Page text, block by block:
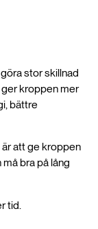
stor skillnad
ger kroppen mer
bättre
är att ge kroppen
bra på lång
tid.